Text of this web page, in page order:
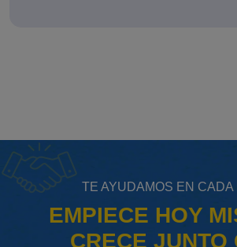
TE AYUDAMOS EN CADA
EMPIECE HOY
CRECE JUNTO